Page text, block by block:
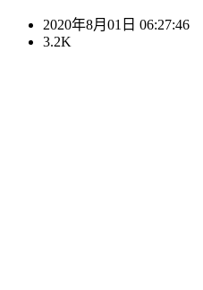
2020年8月01日 06:27:46
3.2K